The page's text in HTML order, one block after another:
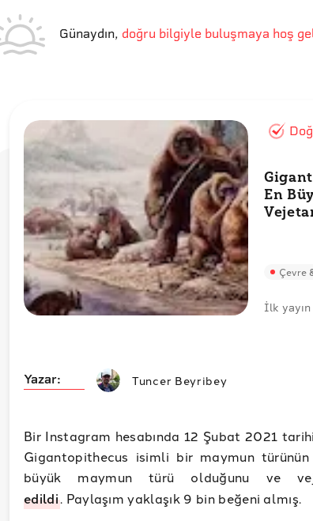
Günaydın, doğru bilgiyle buluşmaya hoş
En
Çevre
İlk yayın
Yazar: Tuncer Beyribey
Bir Instagram hesabında 12 Şubat 2021
Gigantopithecus isimli bir maymun
büyük maymun türü olduğunu ve
edildi. Paylaşım yaklaşık 9 bin beğeni almış.